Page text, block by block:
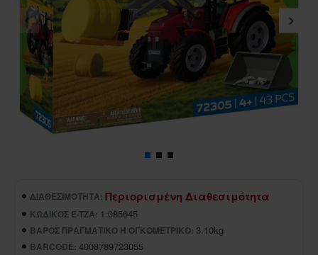
ΔΙΑΘΕΣΙΜΌΤΗΤΑ: Περιορισμένη Διαθεσιμότητα
ΚΩΔΙΚΌΣ E-TZA: 1-085645
ΒΆΡΟΣ ΠΡΑΓΜΑΤΙΚΌ Ή ΟΓΚΟΜΕΤΡΙΚΌ: 3.10kg
BARCODE: 4008789723055